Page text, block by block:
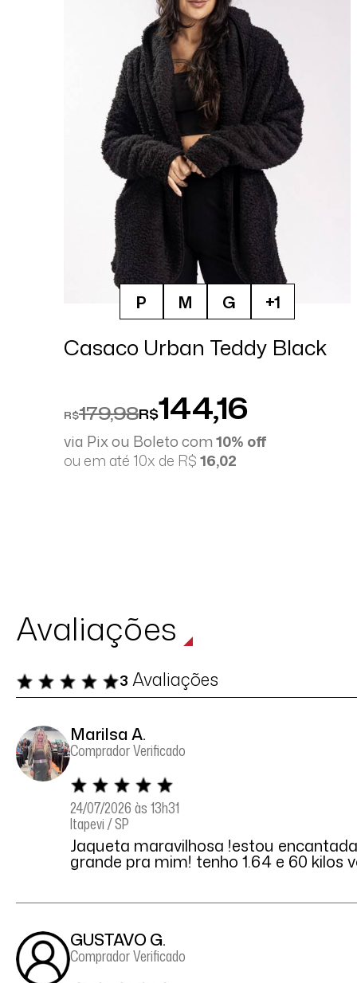
P M G +1
Casaco Urban Teddy Black
R$179,98R$144,16
via Pix ou Boleto com10% off
ou em até 10x de R$16,02
Avaliações
3 Avaliações
Marilsa A.
Comprador Verificado
24/07/2026 às 13h31
Itapevi / SP
Jaqueta maravilhosa !estou
grande pra mim! tenho 1.64 e 60 kilos
GUSTAVO G.
Comprador Verificado